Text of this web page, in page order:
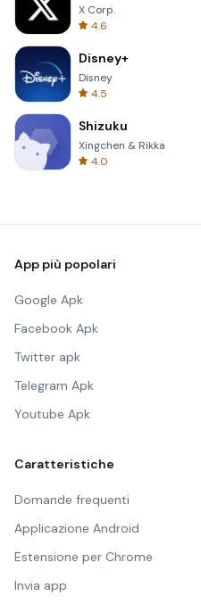
X Corp.
4.6
Disney+
Disney
4.5
Shizuku
Xingchen & Rikka
4.0
App più popolari
Google Apk
Facebook Apk
Twitter apk
Telegram Apk
Youtube Apk
Caratteristiche
Domande frequenti
Applicazione Android
Estensione per Chrome
Invia app